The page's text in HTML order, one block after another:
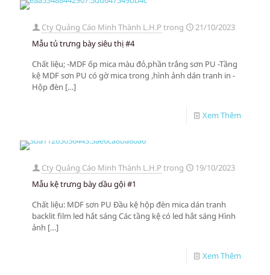
Cty Quảng Cáo Minh Thành L.H.P trong
21/10/2023
Mẫu tủ trưng bày siêu thị #4
Chất liệu; -MDF ốp mica màu đỏ,phần trắng sơn PU -Tầng
kệ MDF sơn PU có gờ mica trong ,hình ảnh dán tranh in -
Hộp đèn […]
Xem Thêm
Cty Quảng Cáo Minh Thành L.H.P trong
19/10/2023
Mẫu kệ trưng bày dầu gội #1
Chất liệu: MDF sơn PU Đầu kệ hộp đèn mica dán tranh
backlit film led hắt sáng Các tầng kệ có led hắt sáng Hình
ảnh […]
Xem Thêm